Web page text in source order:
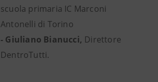
scuola primaria IC Marconi
Antonelli di Torino
- Giuliano Bianucci, Direttore
DentroTutti.